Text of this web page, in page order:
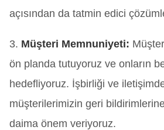
açısından da tatmin edici
3. Müşteri Memnuniyeti:
ön planda tutuyoruz ve onların
hedefliyoruz. İşbirliği ve
müşterilerimizin geri
daima önem veriyoruz.